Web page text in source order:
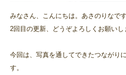
みなさん、こんにちは。あさのりなです
2回目の更新、どうぞよろしくお願いし
今回は、写真を通してできたつながり
す。